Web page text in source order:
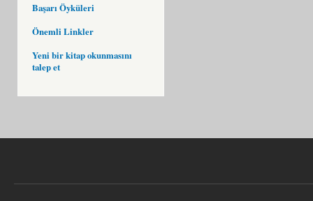
Başarı Öyküleri
Önemli Linkler
Yeni bir kitap okunmasını
talep et